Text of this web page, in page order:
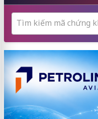
Tìm kiếm mã chứng